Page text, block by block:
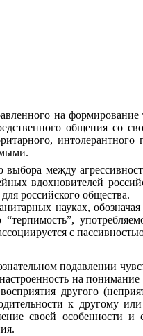
на формирование
общения со
интолерантного
между
вдохновителей
для российского
науках,
с
подавлении
на
другого
к другому
своей особенности